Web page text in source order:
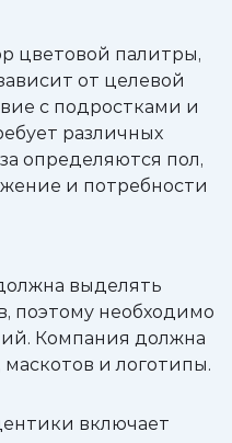
цветовой палитры,
от целевой
с подростками и
различных
определяются пол,
и потребности
выделять
поэтому необходимо
Компания должна
и логотипы.
включает